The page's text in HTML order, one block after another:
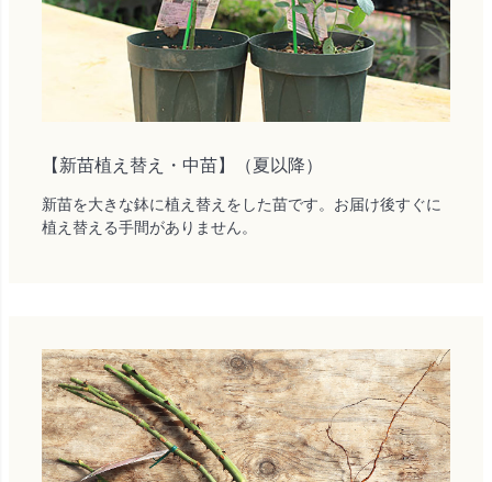
【新苗植え替え・中苗】（夏以降）
新苗を大きな鉢に植え替えをした苗です。お届け後すぐに
植え替える手間がありません。